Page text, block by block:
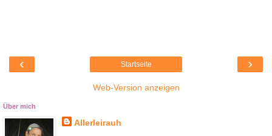
‹ ›
Startseite
Web-Version anzeigen
Über mich
Allerleirauh